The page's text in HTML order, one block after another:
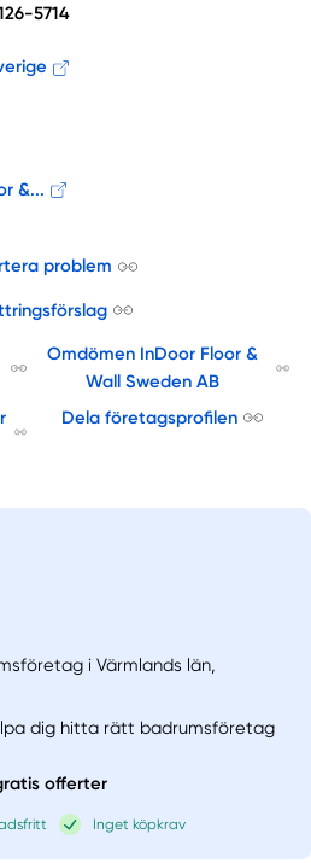
5714
&...
problem
Omdömen InDoor Floor &
Wall Sweden AB
Dela företagsprofilen
i Värmlands län,
dig hitta rätt badrumsföretag
offerter
Inget köpkrav